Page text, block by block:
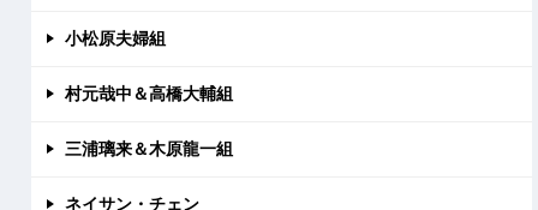
小松原夫婦組
村元哉中＆高橋大輔組
三浦璃来＆木原龍一組
ネイサン・チェン